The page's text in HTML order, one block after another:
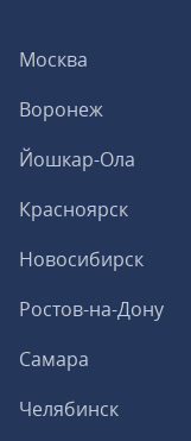
Москва
Воронеж
Йошкар-Ола
Красноярск
Новосибирск
Ростов-на-Дону
Самара
Челябинск